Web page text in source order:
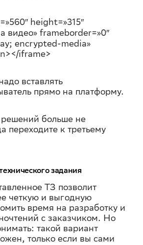
height=»315″
видео» frameborder=»0″
encrypted-media»
iframe>
вставлять
прямо на платформу.
решений больше не
переходите к третьему
задания
ТЗ позволит
четкую и выгодную
время на разработку и
с заказчиком. Но
такой вариант
только если вы сами